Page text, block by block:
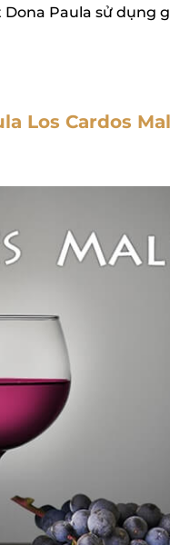
Paula sử dụng
Los Cardos